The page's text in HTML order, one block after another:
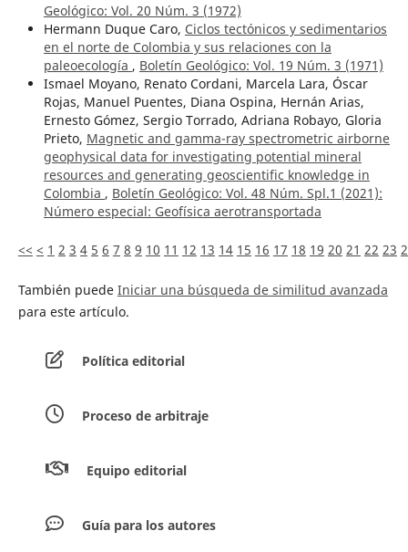
Geológico: Vol. 20 Núm. 3 (1972)
Hermann Duque Caro, Ciclos tectónicos y sedimentarios
en el norte de Colombia y sus relaciones con la
paleoecología , Boletín Geológico: Vol. 19 Núm. 3 (1971)
Ismael Moyano, Renato Cordani, Marcela Lara, Óscar
Rojas, Manuel Puentes, Diana Ospina, Hernán Arias,
Ernesto Gómez, Sergio Torrado, Adriana Robayo, Gloria
Prieto, Magnetic and gamma-ray spectrometric airborne
geophysical data for investigating potential mineral
resources and generating geoscientific knowledge in
Colombia , Boletín Geológico: Vol. 48 Núm. Spl.1 (2021):
Número especial: Geofísica aerotransportada
<< < 1 2 3 4 5 6 7 8 9 10 11 12 13 14 15 16 17 18 19 20 21 22 23
También puede Iniciar una búsqueda de similitud avanzada
para este artículo.
Política editorial
Proceso de arbitraje
Equipo editorial
Guía para los autores